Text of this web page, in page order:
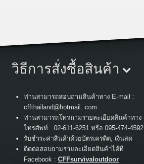
วิธีการสั่งซื้อสินค้า
ท่านสามารถสอบถามสินค้าทาง E-mail :
cffthailand@hotmail. com
ท่านสามารถโทรถามรายละเอียดสินค้าทาง
โทรศัพท์ : 02-611-6251 หรือ 095-474-4592
รับชำระค่าสินค้าด้วยบัตรเครดิต, เงินสด
ติดต่อสอบถามรายละเอียดสินค้าได้ที่
Facebook : CFFsurvivaloutdoor